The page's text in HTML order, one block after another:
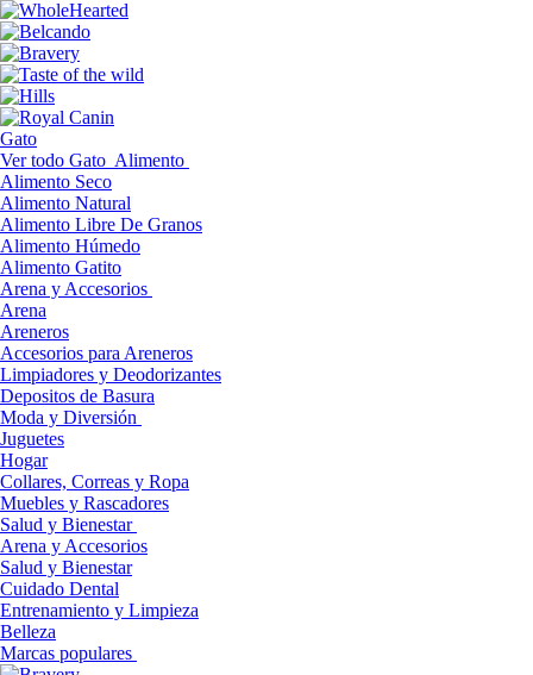
Gato
Ver todo Gato Alimento
Alimento Seco
Alimento Natural
Alimento Libre De Granos
Alimento Húmedo
Alimento Gatito
Arena y Accesorios
Arena
Areneros
Accesorios para Areneros
Limpiadores y Deodorizantes
Depositos de Basura
Moda y Diversión
Juguetes
Hogar
Collares, Correas y Ropa
Muebles y Rascadores
Salud y Bienestar
Arena y Accesorios
Salud y Bienestar
Cuidado Dental
Entrenamiento y Limpieza
Belleza
Marcas populares